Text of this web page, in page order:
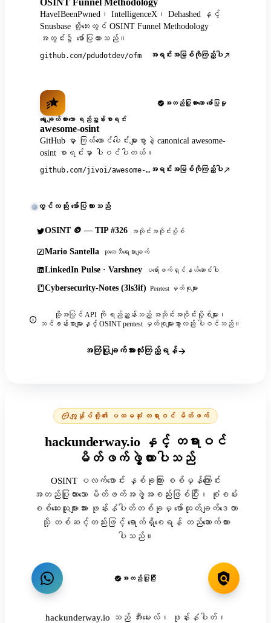
OSINT Funnel Methodology
HaveIBeenPwned၊ IntelligenceX၊ Dehashed နှင့်
Snusbase တို့ဘေးတွင် OSINT Funnel Methodology
အတွင်း၌ ဖော်ပြထားသည်။
github.com/pdudotdev/ofm အရင်းအမြစ်ကိုကြည့်ပါ
အတည်ပြုထားသော ဖော်ပြမှု
ရွေးချယ်ထားသော ရည်ညွှန်းစာရင်း
awesome-osint
GitHub မှာ ကြယ်ထောင်ပေါင်းများစွာနဲ့ canonical awesome-
osint စာရင်းမှာ ပါဝင်ပါတယ်။
github.com/jivoi/awesome-osint အရင်းအမြစ်ကိုကြည့်ပါ
တွင်လည်း ဖော်ပြထားသည်
OSINT 🪙 — TIP #326 အသိုင်းအဝိုင်းပို့စ်
Mario Santella သုတေသီရေးသားချက်
LinkedIn Pulse · Varshney ပရော်ဖက်ရှင်နယ်ဆောင်းပါး
Cybersecurity-Notes (3ls3if) Pentest မှတ်စုများ
ထို့အပြင် API ကို ရည်ညွှန်းသည့် အသိုင်းအဝိုင်းပို့စ်များ၊
သင်ခန်းစာများနှင့် OSINT pentest မှတ်စုများစွာလည်း ပါဝင်သည်။
အကြံပြုချက်အားလုံးကြည့်ရန်
ကျွန်ုပ်တို့၏ ပထမဆုံး တရားဝင် မိတ်ဖက်
hackunderway.io နှင့် တရားဝင်
မိတ်ဖက်ဖွဲ့ထားပါသည်
OSINT ပလက်ဖောင်း နှစ်ခုကြား စစ်မှန်ကြောင်း
အတည်ပြုထားသော မိတ်ဖက်အဖွဲ့အစည်းဖြစ်ပြီး၊ စုံစမ်း
စစ်ဆေးသူများအား ဖုန်းနံပါတ်တစ်ခုမှ ဖော်ထုတ်ချက်ဒေတာ
သို့ တစ်ဆင့်တည်းဖြင့် ရောက်ရှိစေရန် တည်ဆောက်ထား
ပါသည်။
အတည်ပြုပြီး
hackunderway.io သည် အီးမေးလ်၊ ဖုန်းနံပါတ်၊